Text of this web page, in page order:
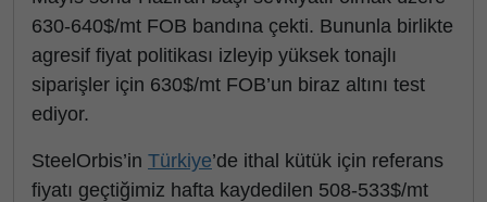
630-640$/mt FOB bandına çekti. Bununla birlikte
agresif fiyat politikası izleyip yüksek tonajlı
siparişler için 630$/mt FOB’un biraz altını test
ediyor.
SteelOrbis’in Türkiye’de ithal kütük için referans
fiyatı geçtiğimiz hafta kaydedilen 508-533$/mt